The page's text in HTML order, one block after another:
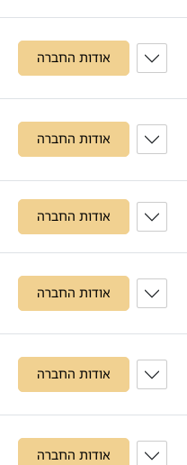
אודות החברה
אודות החברה
אודות החברה
אודות החברה
אודות החברה
אודות החברה